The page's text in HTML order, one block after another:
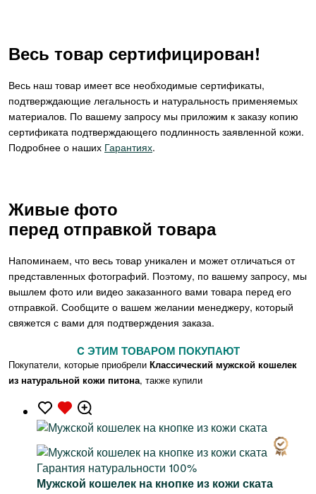
Весь товар сертифицирован!
Весь наш товар имеет все необходимые сертификаты,
подтверждающие легальность и натуральность применяемых
материалов. По вашему запросу мы приложим к заказу копию
сертификата подтверждающего подлинность заявленной кожи.
Подробнее о наших Гарантиях.
Живые фото
перед отправкой товара
Напоминаем, что весь товар уникален и может отличаться от
представленных фотографий. Поэтому, по вашему запросу, мы
вышлем фото или видео заказанного вами товара перед его
отправкой. Сообщите о вашем желании менеджеру, который
свяжется с вами для подтверждения заказа.
C ЭТИМ ТОВАРОМ ПОКУПАЮТ
Покупатели, которые приобрели Классический мужской кошелек
из натуральной кожи питона, также купили
Гарантия натуральности 100%
Мужской кошелек на кнопке из кожи ската